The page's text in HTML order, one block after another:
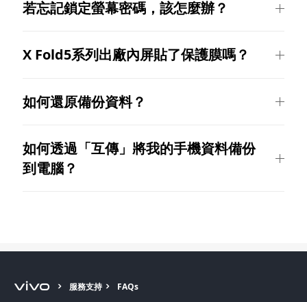
若忘記鎖定螢幕密碼，該怎麼辦？
X Fold5系列出廠內屏貼了保護膜嗎？
如何還原備份資料？
如何透過「互傳」將我的手機資料備份
到電腦？
服務支持 FAQs